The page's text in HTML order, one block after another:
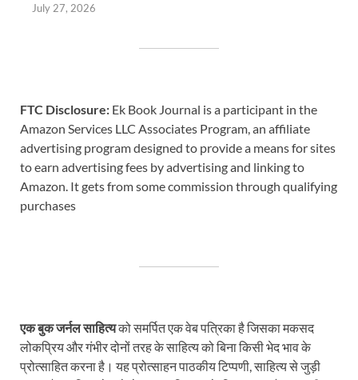
July 27, 2026
FTC Disclosure: Ek Book Journal is a participant in the
Amazon Services LLC Associates Program, an affiliate
advertising program designed to provide a means for sites
to earn advertising fees by advertising and linking to
Amazon. It gets from some commission through qualifying
purchases
एक बुक जर्नल साहित्यको समर्पित एक वेब पत्रिका है जिसका मकसद
लोकप्रिय और गंभीर दोनों तरह के साहित्य को बिना किसी भेद भाव के
प्रोत्साहित करना है। यह प्रोत्साहन पाठकीय टिप्पणी, साहित्य से जुड़ी